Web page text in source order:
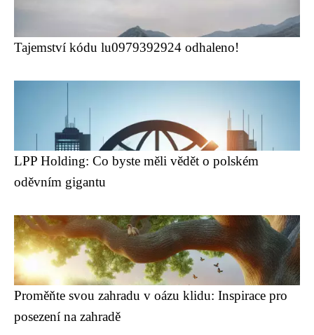
Tajemství kódu lu0979392924 odhaleno!
LPP Holding: Co byste měli vědět o polském
oděvním gigantu
Proměňte svou zahradu v oázu klidu: Inspirace pro
posezení na zahradě